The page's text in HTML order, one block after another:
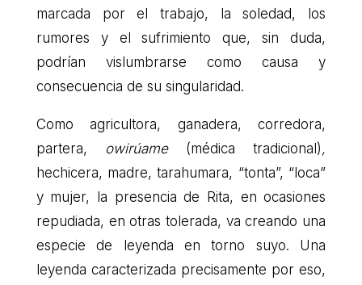
marcada por el trabajo, la soledad, los
rumores y el sufrimiento que, sin duda,
podrían vislumbrarse como causa y
consecuencia de su singularidad.
Como agricultora, ganadera, corredora,
partera,
owirúame(médica tradicional),
hechicera, madre, tarahumara, “tonta”, “loca”
y mujer, la presencia de Rita, en ocasiones
repudiada, en otras tolerada, va creando una
especie de leyenda en torno suyo. Una
leyenda caracterizada precisamente por eso,